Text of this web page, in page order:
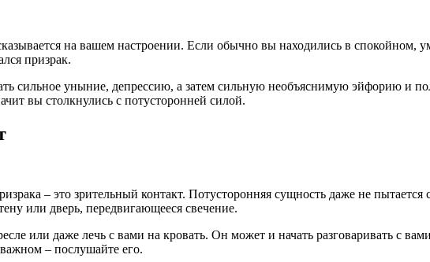
на вашем настроении. Если обычно вы находились в спокойном,
призрак.
сильное уныние, депрессию, а затем сильную необъяснимую эйфорию и
вы столкнулись с потусторонней силой.
– это зрительный контакт. Потусторонняя сущность даже не
или дверь, передвигающееся свечение.
или даже лечь с вами на кровать. Он может и начать разговаривать с
– послушайте его.